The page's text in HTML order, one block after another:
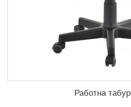
Работна